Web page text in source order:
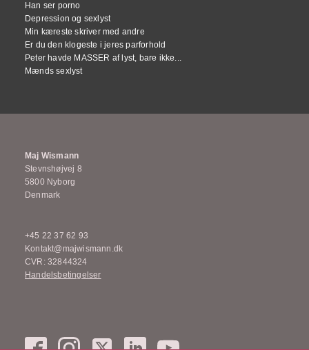
Han ser porno
Depression og sexlyst
Min kæreste skriver med andre
Er du den klogeste i jeres parforhold
Peter havde MASSER af lyst, bare ikke...
Mænds sexlyst
Maj Wismann
Stevnshøjvej 8
5800 Nyborg
Denmark
+45 22 37 62 93
Kontakt@majwismann.dk
CVR: 32844324
Handelsbetingelser